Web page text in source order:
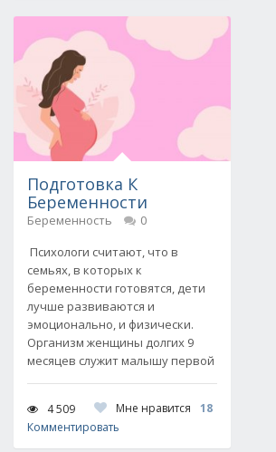
Подготовка К
Беременности
Беременность
0
Психологи считают, что в
семьях, в которых к
беременности готовятся, дети
лучше развиваются и
эмоционально, и физически.
Организм женщины долгих 9
месяцев служит малышу первой
4 509 Мне нравится
18
Комментировать